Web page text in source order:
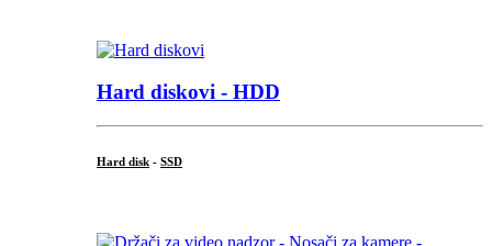
Hard diskovi - HDD
Hard disk - SSD